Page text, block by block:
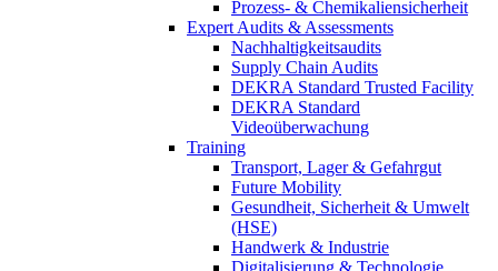
Prozess- & Chemikaliensicherheit
Expert Audits & Assessments
Nachhaltigkeitsaudits
Supply Chain Audits
DEKRA Standard Trusted Facility
DEKRA Standard
Videoüberwachung
Training
Transport, Lager & Gefahrgut
Future Mobility
Gesundheit, Sicherheit & Umwelt
(HSE)
Handwerk & Industrie
Digitalisierung & Technologie